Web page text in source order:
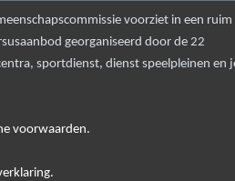
voorziet in een
georganiseerd door de 22
sportdienst, dienst speelpleinen en
voorwaarden.